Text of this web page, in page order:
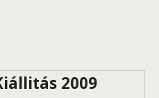
2009